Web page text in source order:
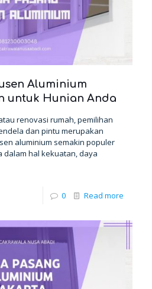
Aluminium
untuk Hunian Anda
renovasi rumah, pemilihan
dan pintu merupakan
aluminium semakin populer
hal kekuatan, daya
0 Read more